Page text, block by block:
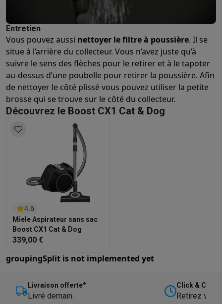
Entretien
Vous pouvez aussi nettoyer le filtre à poussière. Il se
situe à l’arrière du collecteur. Vous n’avez juste qu’à
suivre le sens des flèches pour le retirer et à le tapoter
au-dessus d’une poubelle pour retirer la poussière. Afin
de nettoyer le côté plissé vous pouvez utiliser la petite
brosse qui se trouve sur le côté du collecteur.
Découvrez le Boost CX1 Cat & Dog
4.6
Miele Aspirateur sans sac
Boost CX1 Cat & Dog
339,00 €
groupingSplit is not implemented yet
Livraison offerte*
Livré demain.
Click &
Retirez